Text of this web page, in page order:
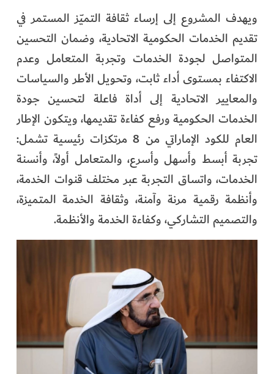
ويهدف المشروع إلى إرساء ثقافة التميّز المستمر في
تقديم الخدمات الحكومية الاتحادية، وضمان التحسين
المتواصل لجودة الخدمات وتجربة المتعامل وعدم
الاكتفاء بمستوى أداء ثابت، وتحويل الأطر والسياسات
والمعايير الاتحادية إلى أداة فاعلة لتحسين جودة
الخدمات الحكومية ورفع كفاءة تقديمها، ويتكون الإطار
العام للكود الإماراتي من 8 مرتكزات رئيسية تشمل:
تجربة أبسط وأسهل وأسرع، والمتعامل أولاً، وأنسنة
الخدمات، واتساق التجربة عبر مختلف قنوات الخدمة،
وأنظمة رقمية مرنة وآمنة، وثقافة الخدمة المتميزة،
والتصميم التشاركي، وكفاءة الخدمة والأنظمة.